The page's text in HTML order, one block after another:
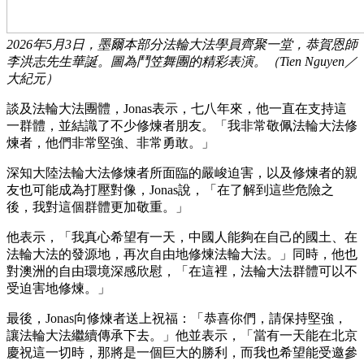
2026年5月3日，墨爾本部分法輪大法學員齊聚一堂，恭賀恩師
李洪志先生華誕。圖為鬥笠舞團的精彩表演。（Tien Nguyen／
大紀元）
談及法輪大法團體，Jonas表示，七八年來，他一直在支持這
一群體，並結識了不少修煉者朋友。「我非常敬佩法輪大法修
煉者，他們非常堅強、非常勇敢。」
深知大陸法輪大法修煉者所面臨的嚴峻迫害，以及修煉者的親
友也可能成為打壓對像，Jonas說，「在了解到這些危險之
後，我對這個群體更加敬重。」
他表示，「我真心希望有一天，中國人能夠在自己的國土、在
法輪大法的發源地，再次自由地修煉法輪大法。」同時，他也
對澳洲的自由環境深感欣慰，「在這裡，法輪大法群體可以不
受迫害地修煉。」
最後，Jonas向修煉者送上祝福：「恭喜你們，請保持堅強，
讓法輪大法繼續傳承下去。」他並表示，「當有一天能在北京
慶祝這一切時，那將是一個巨大的勝利，而我也希望能受邀參